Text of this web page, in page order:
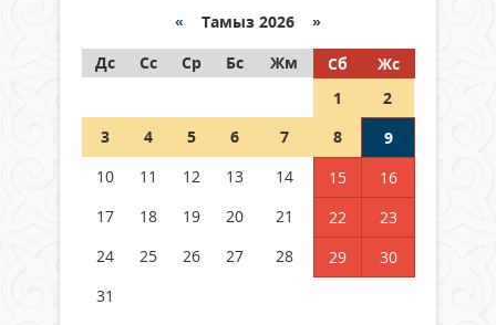
граждане Казахстана,
05 тамыз 2026 ж. 157
Шетелде жүрген Қазақстан
азаматтары қалай дауыс бере
« Тамыз 2026 »
Дс
Сс Ср Бс Жм Сб
Жс
1
2
3
4 5 6 7 8
9
10
11 12 13 14 15
16
17
18 19 20 21 22
23
24
25 26 27 28 29
30
31